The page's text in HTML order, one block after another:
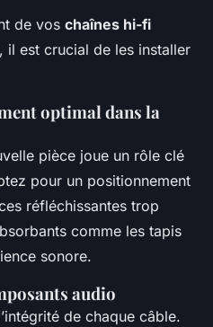
de vos chaînes hi-fi
il est crucial de les installer
optimal dans la
pièce joue un rôle clé
pour un positionnement
réfléchissantes trop
comme les tapis
sonore.
audio
de chaque câble.